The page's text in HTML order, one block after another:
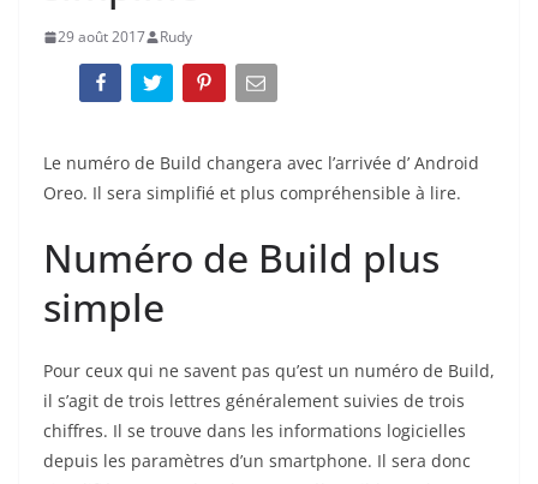
29 août 2017 Rudy
Le numéro de Build changera avec l’arrivée d’ Android
Oreo. Il sera simplifié et plus compréhensible à lire.
Numéro de Build plus
simple
Pour ceux qui ne savent pas qu’est un numéro de Build,
il s’agit de trois lettres généralement suivies de trois
chiffres. Il se trouve dans les informations logicielles
depuis les paramètres d’un smartphone. Il sera donc